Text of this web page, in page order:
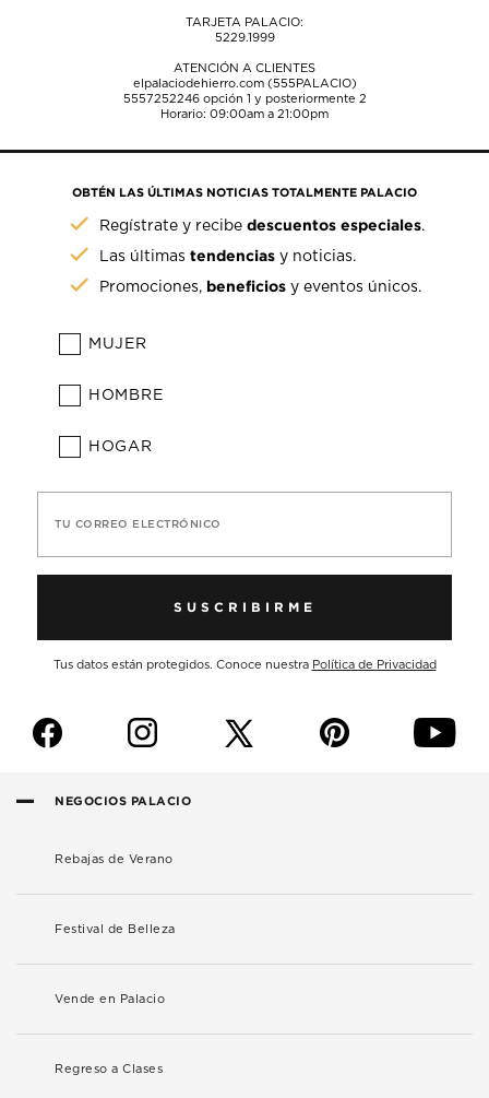
TARJETA PALACIO:
5229.1999
ATENCIÓN A CLIENTES
elpalaciodehierro.com (555PALACIO)
5557252246opción 1 y posteriormente 2
Horario: 09:00am a 21:00pm
OBTÉN LAS ÚLTIMAS NOTICIAS TOTALMENTE PALACIO
Regístrate y recibedescuentos especiales.
Las últimastendencias y noticias.
Promociones, beneficios y eventos únicos.
MUJER
HOMBRE
HOGAR
TU CORREO ELECTRÓNICO
SUSCRIBIRME
Tus datos están protegidos. Conoce nuestra Política de Privacidad
f i p y
NEGOCIOS PALACIO
Rebajas de Verano
Festival de Belleza
Vende en Palacio
Regreso a Clases